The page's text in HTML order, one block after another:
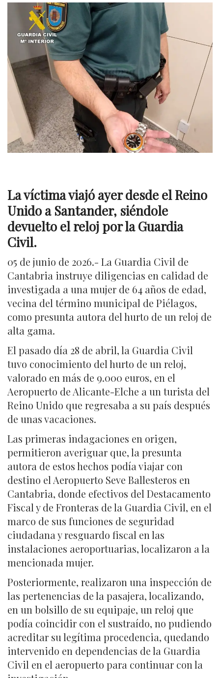
La víctima viajó ayer desde el Reino
Unido a Santander, siéndole
devuelto el reloj por la Guardia
Civil.
05 de junio de 2026.- La Guardia Civil de
Cantabria instruye diligencias en calidad de
investigada a una mujer de 64 años de edad,
vecina del término municipal de Piélagos,
como presunta autora del hurto de un reloj de
alta gama.
El pasado día 28 de abril, la Guardia Civil
tuvo conocimiento del hurto de un reloj,
valorado en más de 9.000 euros, en el
Aeropuerto de Alicante-Elche a un turista del
Reino Unido que regresaba a su país después
de unas vacaciones.
Las primeras indagaciones en origen,
permitieron averiguar que, la presunta
autora de estos hechos podía viajar con
destino el Aeropuerto Seve Ballesteros en
Cantabria, donde efectivos del Destacamento
Fiscal y de Fronteras de la Guardia Civil, en el
marco de sus funciones de seguridad
ciudadana y resguardo fiscal en las
instalaciones aeroportuarias, localizaron a la
mencionada mujer.
Posteriormente, realizaron una inspección de
las pertenencias de la pasajera, localizando,
en un bolsillo de su equipaje, un reloj que
podía coincidir con el sustraído, no pudiendo
acreditar su legítima procedencia, quedando
intervenido en dependencias de la Guardia
Civil en el aeropuerto para continuar con la